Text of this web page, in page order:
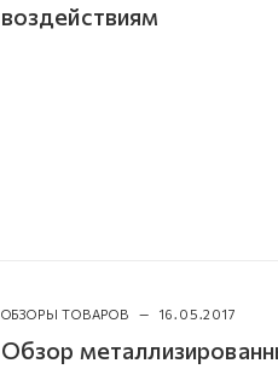
воздействиям
ОБЗОРЫ ТОВАРОВ — 16.05.2017
Обзор